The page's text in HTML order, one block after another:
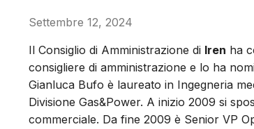
Settembre 12, 2024
Il Consiglio di Amministrazione di Iren ha
consigliere di amministrazione e lo ha
Gianluca Bufo è laureato in Ingegneria
Divisione Gas&Power. A inizio 2009 si
commerciale. Da fine 2009 è Senior VP